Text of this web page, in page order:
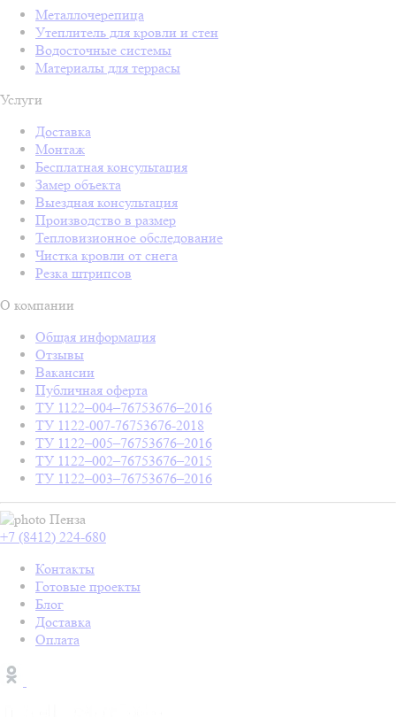
Металлочерепица
Утеплитель для кровли и стен
Водосточные системы
Материалы для террасы
Услуги
Доставка
Монтаж
Бесплатная консультация
Замер объекта
Выездная консультация
Производство в размер
Тепловизионное обследование
Чистка кровли от снега
Резка штрипсов
О компании
Общая информация
Отзывы
Вакансии
Публичная оферта
ТУ 1122–004–76753676–2016
ТУ 1122-007-76753676-2018
ТУ 1122–005–76753676–2016
ТУ 1122–002–76753676–2015
ТУ 1122–003–76753676–2016
Пенза
+7 (8412) 224-680
Контакты
Готовые проекты
Блог
Доставка
Оплата